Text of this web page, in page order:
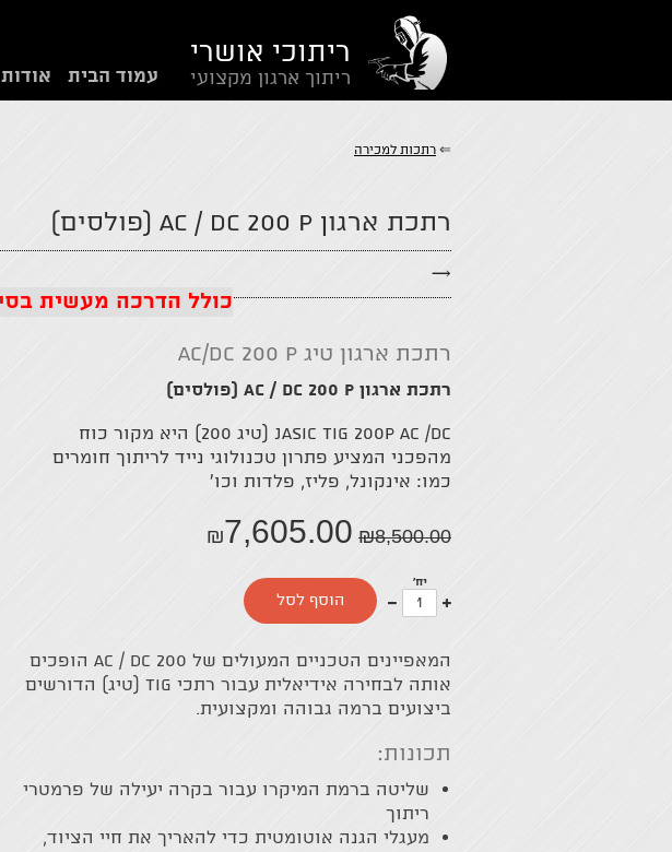
ריתוכי אושרי
ריתוך ארגון מקצועי עמוד הבית אודות
⇐ רתכות למכירה
רתכת ארגון AC / DC 200 P (פולסים)
→
רתכת ארגון טיג AC/DC 200 P
רתכת ארגון AC / DC 200 P (פולסים)
Jasic TIG 200P ac /dc (טיג 200) היא מקור כוח
מהפכני המציע פתרון טכנולוגי נייד לריתוך חומרים
כמו: אינקונל, פליז, פלדות וכו'
₪8,500.00
₪7,605.00
יח'
עוד
אחד
פחות
אחד
הוסף לסל
המאפיינים הטכניים המעולים של ac / dc 200 הופכים
אותה לבחירה אידיאלית עבור רתכי TIG (טיג) הדורשים
ביצועים ברמה גבוהה ומקצועית.
כולל הדרכה מעשית
תכונות:
שליטה ברמת המיקרו עבור בקרה יעילה של פרמטרי
ריתוך
מעגלי הגנה אוטומטית כדי להאריך את חיי הציוד,